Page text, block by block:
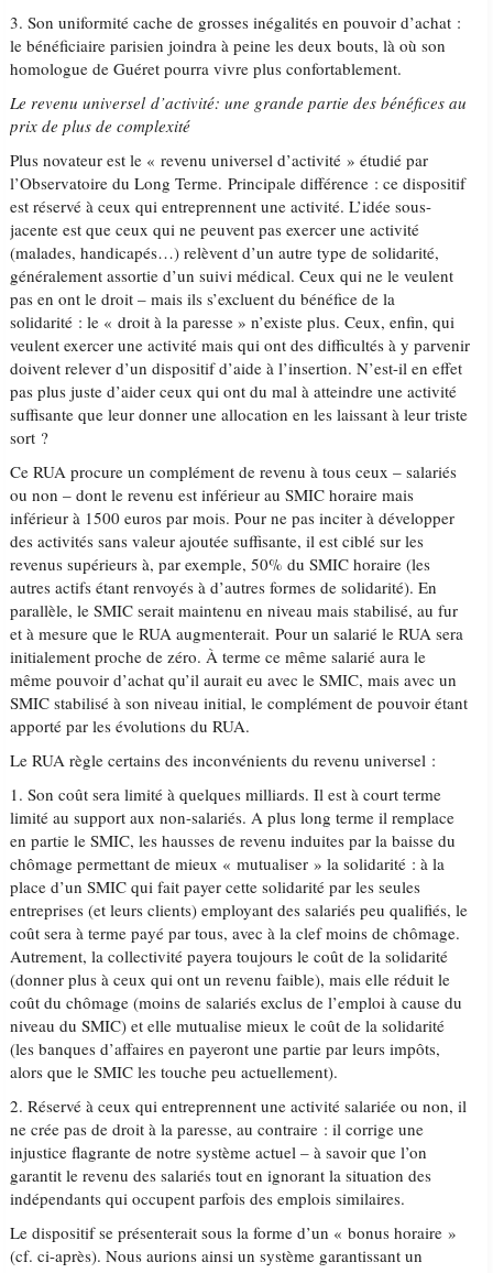
3. Son uniformité cache de grosses inégalités en pouvoir d’achat :
le bénéficiaire parisien joindra à peine les deux bouts, là où son
homologue de Guéret pourra vivre plus confortablement.
Le revenu universel d’activité: une grande partie des bénéfices au
prix de plus de complexité
Plus novateur est le « revenu universel d’activité » étudié par
l’Observatoire du Long Terme. Principale différence : ce dispositif
est réservé à ceux qui entreprennent une activité. L’idée sous-
jacente est que ceux qui ne peuvent pas exercer une activité
(malades, handicapés…) relèvent d’un autre type de solidarité,
généralement assortie d’un suivi médical. Ceux qui ne le veulent
pas en ont le droit – mais ils s’excluent du bénéfice de la
solidarité : le « droit à la paresse » n’existe plus. Ceux, enfin, qui
veulent exercer une activité mais qui ont des difficultés à y parvenir
doivent relever d’un dispositif d’aide à l’insertion. N’est-il en effet
pas plus juste d’aider ceux qui ont du mal à atteindre une activité
suffisante que leur donner une allocation en les laissant à leur triste
sort ?
Ce RUA procure un complément de revenu à tous ceux – salariés
ou non – dont le revenu est inférieur au SMIC horaire mais
inférieur à 1500 euros par mois. Pour ne pas inciter à développer
des activités sans valeur ajoutée suffisante, il est ciblé sur les
revenus supérieurs à, par exemple, 50% du SMIC horaire (les
autres actifs étant renvoyés à d’autres formes de solidarité). En
parallèle, le SMIC serait maintenu en niveau mais stabilisé, au fur
et à mesure que le RUA augmenterait. Pour un salarié le RUA sera
initialement proche de zéro. À terme ce même salarié aura le
même pouvoir d’achat qu’il aurait eu avec le SMIC, mais avec un
SMIC stabilisé à son niveau initial, le complément de pouvoir étant
apporté par les évolutions du RUA.
Le RUA règle certains des inconvénients du revenu universel :
1. Son coût sera limité à quelques milliards. Il est à court terme
limité au support aux non-salariés. A plus long terme il remplace
en partie le SMIC, les hausses de revenu induites par la baisse du
chômage permettant de mieux « mutualiser » la solidarité : à la
place d’un SMIC qui fait payer cette solidarité par les seules
entreprises (et leurs clients) employant des salariés peu qualifiés, le
coût sera à terme payé par tous, avec à la clef moins de chômage.
Autrement, la collectivité payera toujours le coût de la solidarité
(donner plus à ceux qui ont un revenu faible), mais elle réduit le
coût du chômage (moins de salariés exclus de l’emploi à cause du
niveau du SMIC) et elle mutualise mieux le coût de la solidarité
(les banques d’affaires en payeront une partie par leurs impôts,
alors que le SMIC les touche peu actuellement).
2. Réservé à ceux qui entreprennent une activité salariée ou non, il
ne crée pas de droit à la paresse, au contraire : il corrige une
injustice flagrante de notre système actuel – à savoir que l’on
garantit le revenu des salariés tout en ignorant la situation des
indépendants qui occupent parfois des emplois similaires.
Le dispositif se présenterait sous la forme d’un « bonus horaire »
(cf. ci-après). Nous aurions ainsi un système garantissant un